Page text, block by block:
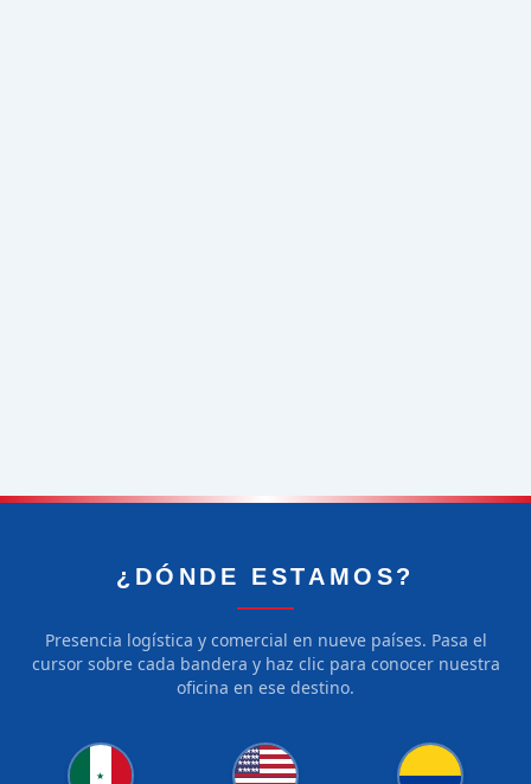
¿DÓNDE ESTAMOS?
Presencia logística y comercial en nueve países. Pasa el
cursor sobre cada bandera y haz clic para conocer nuestra
oficina en ese destino.
★
★★★★★
★★★★★
★★★★★
★★★★★